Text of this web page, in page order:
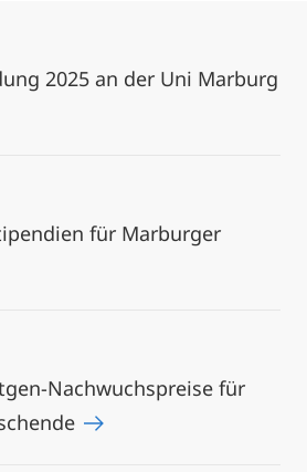
2025 an der Uni Marburg
für Marburger
Nachwuchspreise für